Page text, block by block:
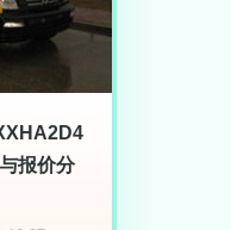
报价分